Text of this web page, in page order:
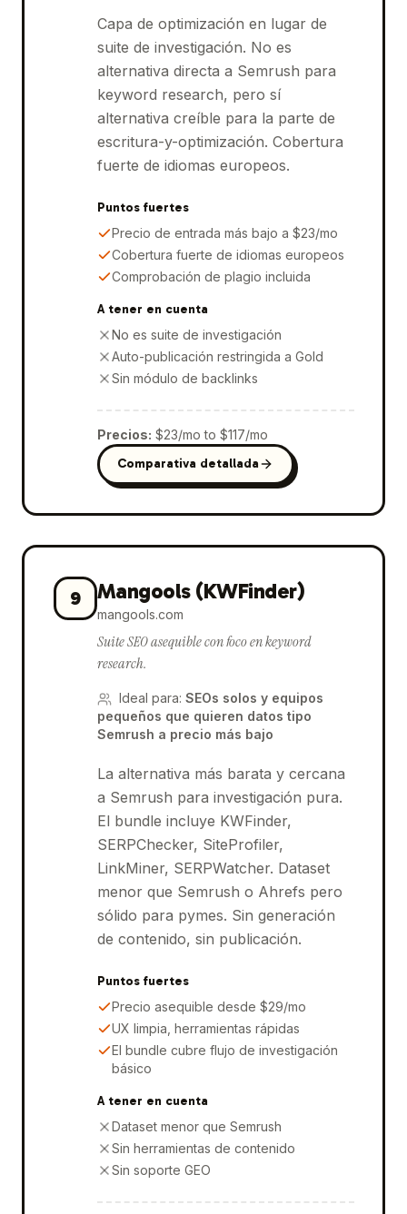
Capa de optimización en lugar de
suite de investigación. No es
alternativa directa a Semrush para
keyword research, pero sí
alternativa creíble para la parte de
escritura-y-optimización. Cobertura
fuerte de idiomas europeos.
Puntos fuertes
Precio de entrada más bajo a $23/mo
Cobertura fuerte de idiomas europeos
Comprobación de plagio incluida
A tener en cuenta
No es suite de investigación
Auto-publicación restringida a Gold
Sin módulo de backlinks
Precios: $23/mo to $117/mo
Comparativa detallada
9 Mangools (KWFinder)
mangools.com
Suite SEO asequible con foco en keyword
research.
Ideal para: SEOs solos y equipos
pequeños que quieren datos tipo
Semrush a precio más bajo
La alternativa más barata y cercana
a Semrush para investigación pura.
El bundle incluye KWFinder,
SERPChecker, SiteProfiler,
LinkMiner, SERPWatcher. Dataset
menor que Semrush o Ahrefs pero
sólido para pymes. Sin generación
de contenido, sin publicación.
Puntos fuertes
Precio asequible desde $29/mo
UX limpia, herramientas rápidas
El bundle cubre flujo de investigación
básico
A tener en cuenta
Dataset menor que Semrush
Sin herramientas de contenido
Sin soporte GEO